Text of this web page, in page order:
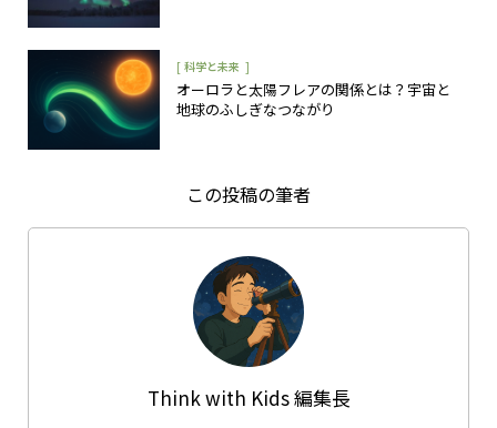
[ 科学と未来 ]
オーロラと太陽フレアの関係とは？宇宙と
地球のふしぎなつながり
この投稿の筆者
Think with Kids 編集長